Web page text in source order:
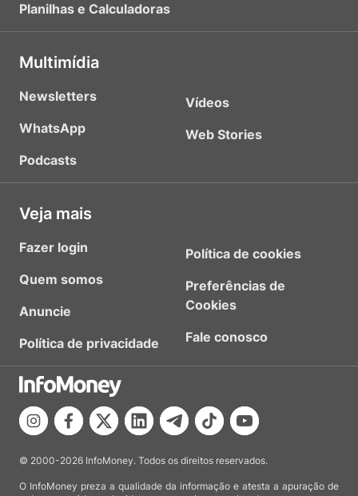
Planilhas e Calculadoras
Multimídia
Newsletters
WhatsApp
Podcasts
Vídeos
Web Stories
Veja mais
Fazer login
Quem somos
Anuncie
Política de privacidade
Política de cookies
Preferências de
Cookies
Fale conosco
© 2000-2026 InfoMoney. Todos os direitos reservados.
O InfoMoney preza a qualidade da informação e atesta a apuração de